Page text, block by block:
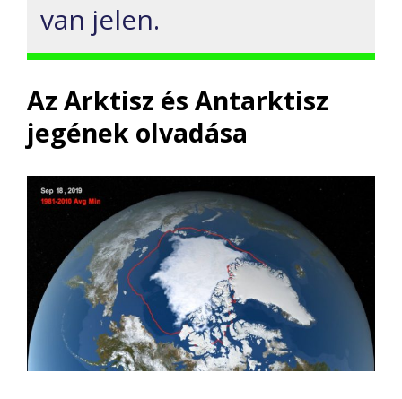
van jelen.
Az Arktisz és Antarktisz
jegének olvadása